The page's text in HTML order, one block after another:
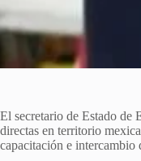
El secretario de Estado de
directas en territorio
capacitación e intercambio